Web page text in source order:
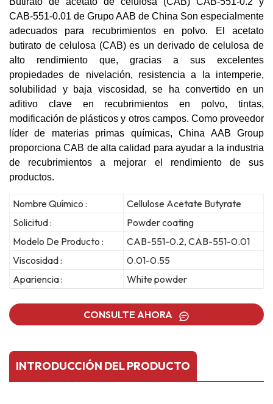
CAB-551-0.01 de Grupo AAB de China Son especialmente
adecuados para recubrimientos en polvo. El acetato
butirato de celulosa (CAB) es un derivado de celulosa de
alto rendimiento que, gracias a sus excelentes
propiedades de nivelación, resistencia a la intemperie,
solubilidad y baja viscosidad, se ha convertido en un
aditivo clave en recubrimientos en polvo, tintas,
modificación de plásticos y otros campos. Como proveedor
líder de materias primas químicas, China AAB Group
proporciona CAB de alta calidad para ayudar a la industria
de recubrimientos a mejorar el rendimiento de sus
productos.
Nombre Químico :
Cellulose Acetate Butyrate
Solicitud :
Powder coating
Modelo De Producto :
CAB-551-0.2, CAB-551-0.01
Viscosidad :
0.01-0.55
Apariencia :
White powder
CONSULTE AHORA
INTRODUCCIÓN DEL PRODUCTO